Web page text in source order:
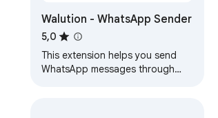
Walution - WhatsApp Sender
5,0
This extension helps you send
WhatsApp messages through